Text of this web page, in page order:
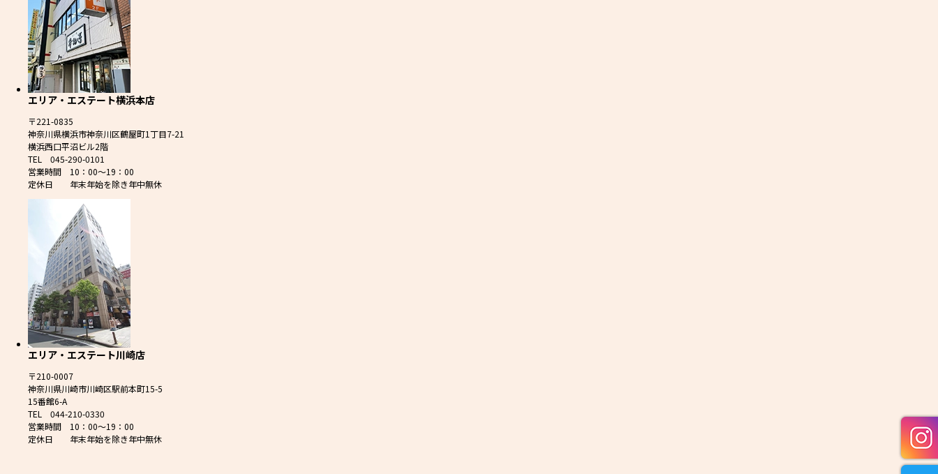
エリア・エステート横浜本店
〒221-0835
神奈川県横浜市神奈川区鶴屋町1丁目7-21
横浜西口平沼ビル2階
TEL 045-290-0101
営業時間 10：00～19：00
定休日 年末年始を除き年中無休
エリア・エステート川崎店
〒210-0007
神奈川県川崎市川崎区駅前本町15-5
15番館6-A
TEL 044-210-0330
営業時間 10：00～19：00
定休日 年末年始を除き年中無休